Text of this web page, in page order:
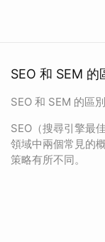
SEO 和 SEM
SEO 和 SEM 的區
SEO（搜尋引擎最
領域中兩個常見的
策略有所不同。